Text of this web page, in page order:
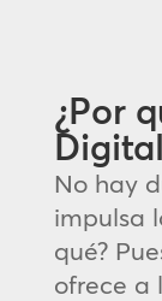
¿Por
No hay
impulsa
qué?
ofrece a